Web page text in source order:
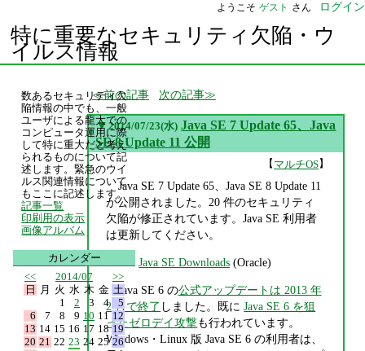
ようこそ ゲスト さん ログイン
特に重要なセキュリティ欠陥・ウ
イルス情報
前の記事 次の記事
▼ 2014/07/23(水) Java SE 7 Update 65、Java
SE 8 Update 11 公開
【マルチOS】
Java SE 7 Update 65、Java SE 8 Update 11
が公開されました。20 件のセキュリティ
欠陥が修正されています。Java SE 利用者
は更新してください。
Java SE Downloads (Oracle)
Java SE 6 の公式アップデートは 2013 年
2 月で終了 しました。既にJava SE 6 を狙
ったゼロデイ攻撃も行われています。
Windows・Linux 版 Java SE 6 の利用者は、
数あるセキュリティ欠
陥情報の中でも、一般
ユーザによる龍大での
コンピュータ運用に際
して特に重大だと考え
られるものについて記
述します。緊急のウイ
ルス関連情報について
もここに記述します。
記事一覧
印刷用の表示
画像アルバム
カレンダー
<<
2014/07
>>
日
月 火 水 木 金 土
1
2 3 4
5
6
7 8 9 10 11 12
13 14 15 16 17 18 19
20 21 22 23 24 25 26